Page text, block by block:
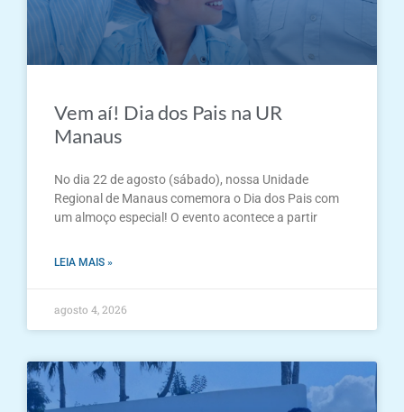
Vem aí! Dia dos Pais na UR
Manaus
No dia 22 de agosto (sábado), nossa Unidade
Regional de Manaus comemora o Dia dos Pais com
um almoço especial! O evento acontece a partir
LEIA MAIS »
agosto 4, 2026